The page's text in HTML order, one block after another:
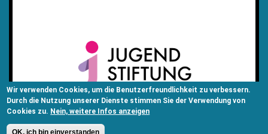
Wir verwenden Cookies, um die Benutzerfreundlichkeit zu verbessern.
Durch die Nutzung unserer Dienste stimmen Sie der Verwendung von
Cookies zu. Nein, weitere Infos anzeigen
OK, ich bin einverstanden